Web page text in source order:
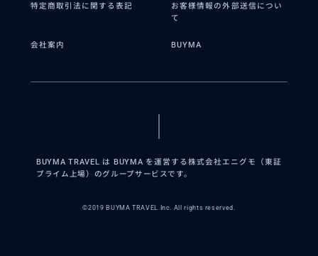
特定商取引法に関する表記
お客様情報の外部送信につい
て
会社案内 BUYMA
BUYMA TRAVEL は BUYMA を運営する株式会社エニグモ（東証
プライム上場）のグループサービスです。
©2019 BUYMA TRAVEL Inc. All rights reserved.